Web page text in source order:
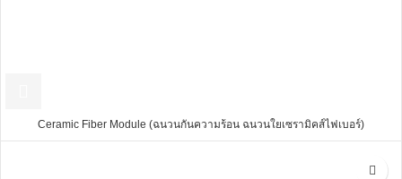
Ceramic Fiber Module (ฉนวนกันความร้อน ฉนวนใยเซรามิคส์ไฟเบอร์)